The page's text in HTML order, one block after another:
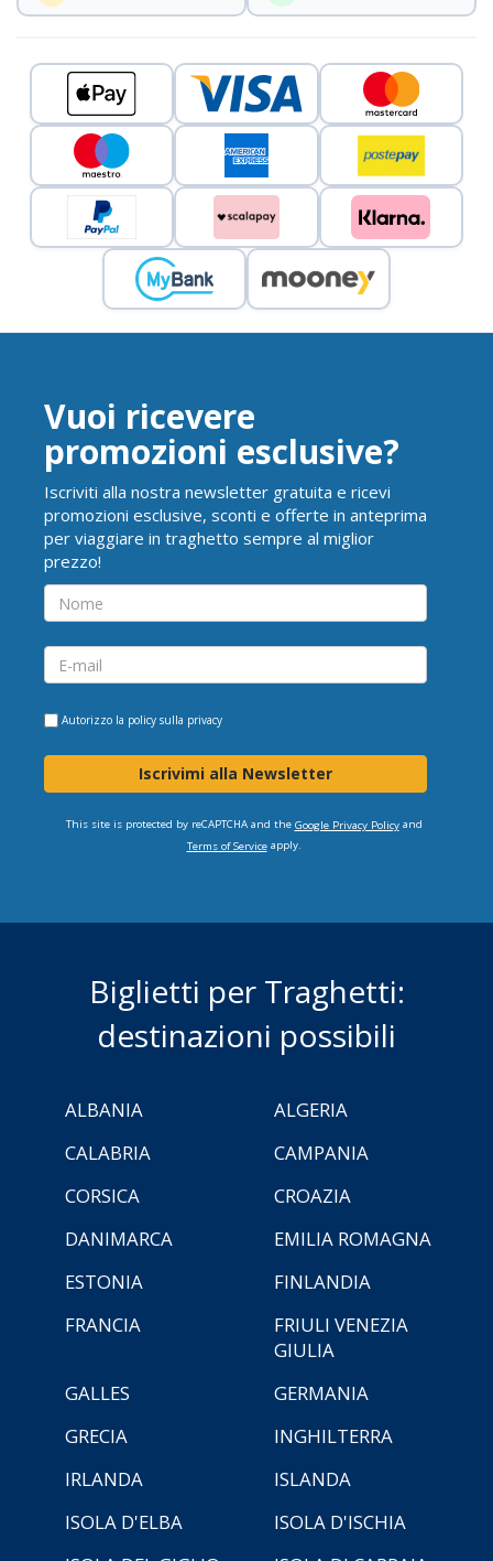
Vuoi ricevere
promozioni esclusive?
Iscriviti alla nostra newsletter gratuita e ricevi
promozioni esclusive, sconti e offerte in anteprima
per viaggiare in traghetto sempre al miglior
prezzo!
Autorizzo la policy sulla privacy
Iscrivimi alla Newsletter
This site is protected by reCAPTCHA and the Google Privacy Policyand
Terms of Serviceapply.
Biglietti per Traghetti:
destinazioni possibili
ALBANIA
ALGERIA
CALABRIA
CAMPANIA
CORSICA
CROAZIA
DANIMARCA
EMILIA ROMAGNA
ESTONIA
FINLANDIA
FRANCIA
FRIULI VENEZIA
GIULIA
GALLES
GERMANIA
GRECIA
INGHILTERRA
IRLANDA
ISLANDA
ISOLA D'ELBA
ISOLA D'ISCHIA